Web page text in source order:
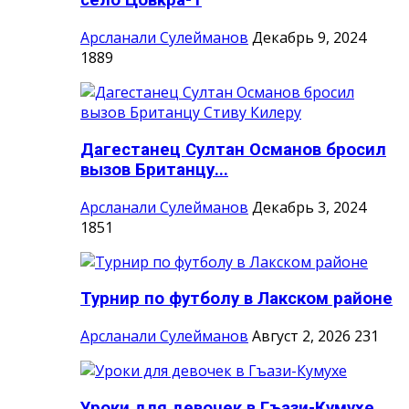
Арсланали Сулейманов Декабрь 9, 2024
1889
Дагестанец Султан Османов бросил
вызов Британцу...
Арсланали Сулейманов Декабрь 3, 2024
1851
Турнир по футболу в Лакском районе
Арсланали Сулейманов Август 2, 2026 231